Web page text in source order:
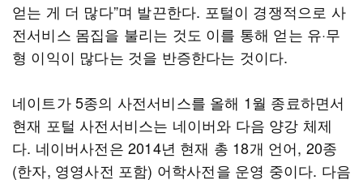
얻는 게 더 많다”며 발끈한다. 포털이 경쟁적으로 사
전서비스 몸집을 불리는 것도 이를 통해 얻는 유·무
형 이익이 많다는 것을 반증한다는 것이다.
네이트가 5종의 사전서비스를 올해 1월 종료하면서
현재 포털 사전서비스는 네이버와 다음 양강 체제
다. 네이버사전은 2014년 현재 총 18개 언어, 20종
(한자, 영영사전 포함) 어학사전을 운영 중이다. 다음